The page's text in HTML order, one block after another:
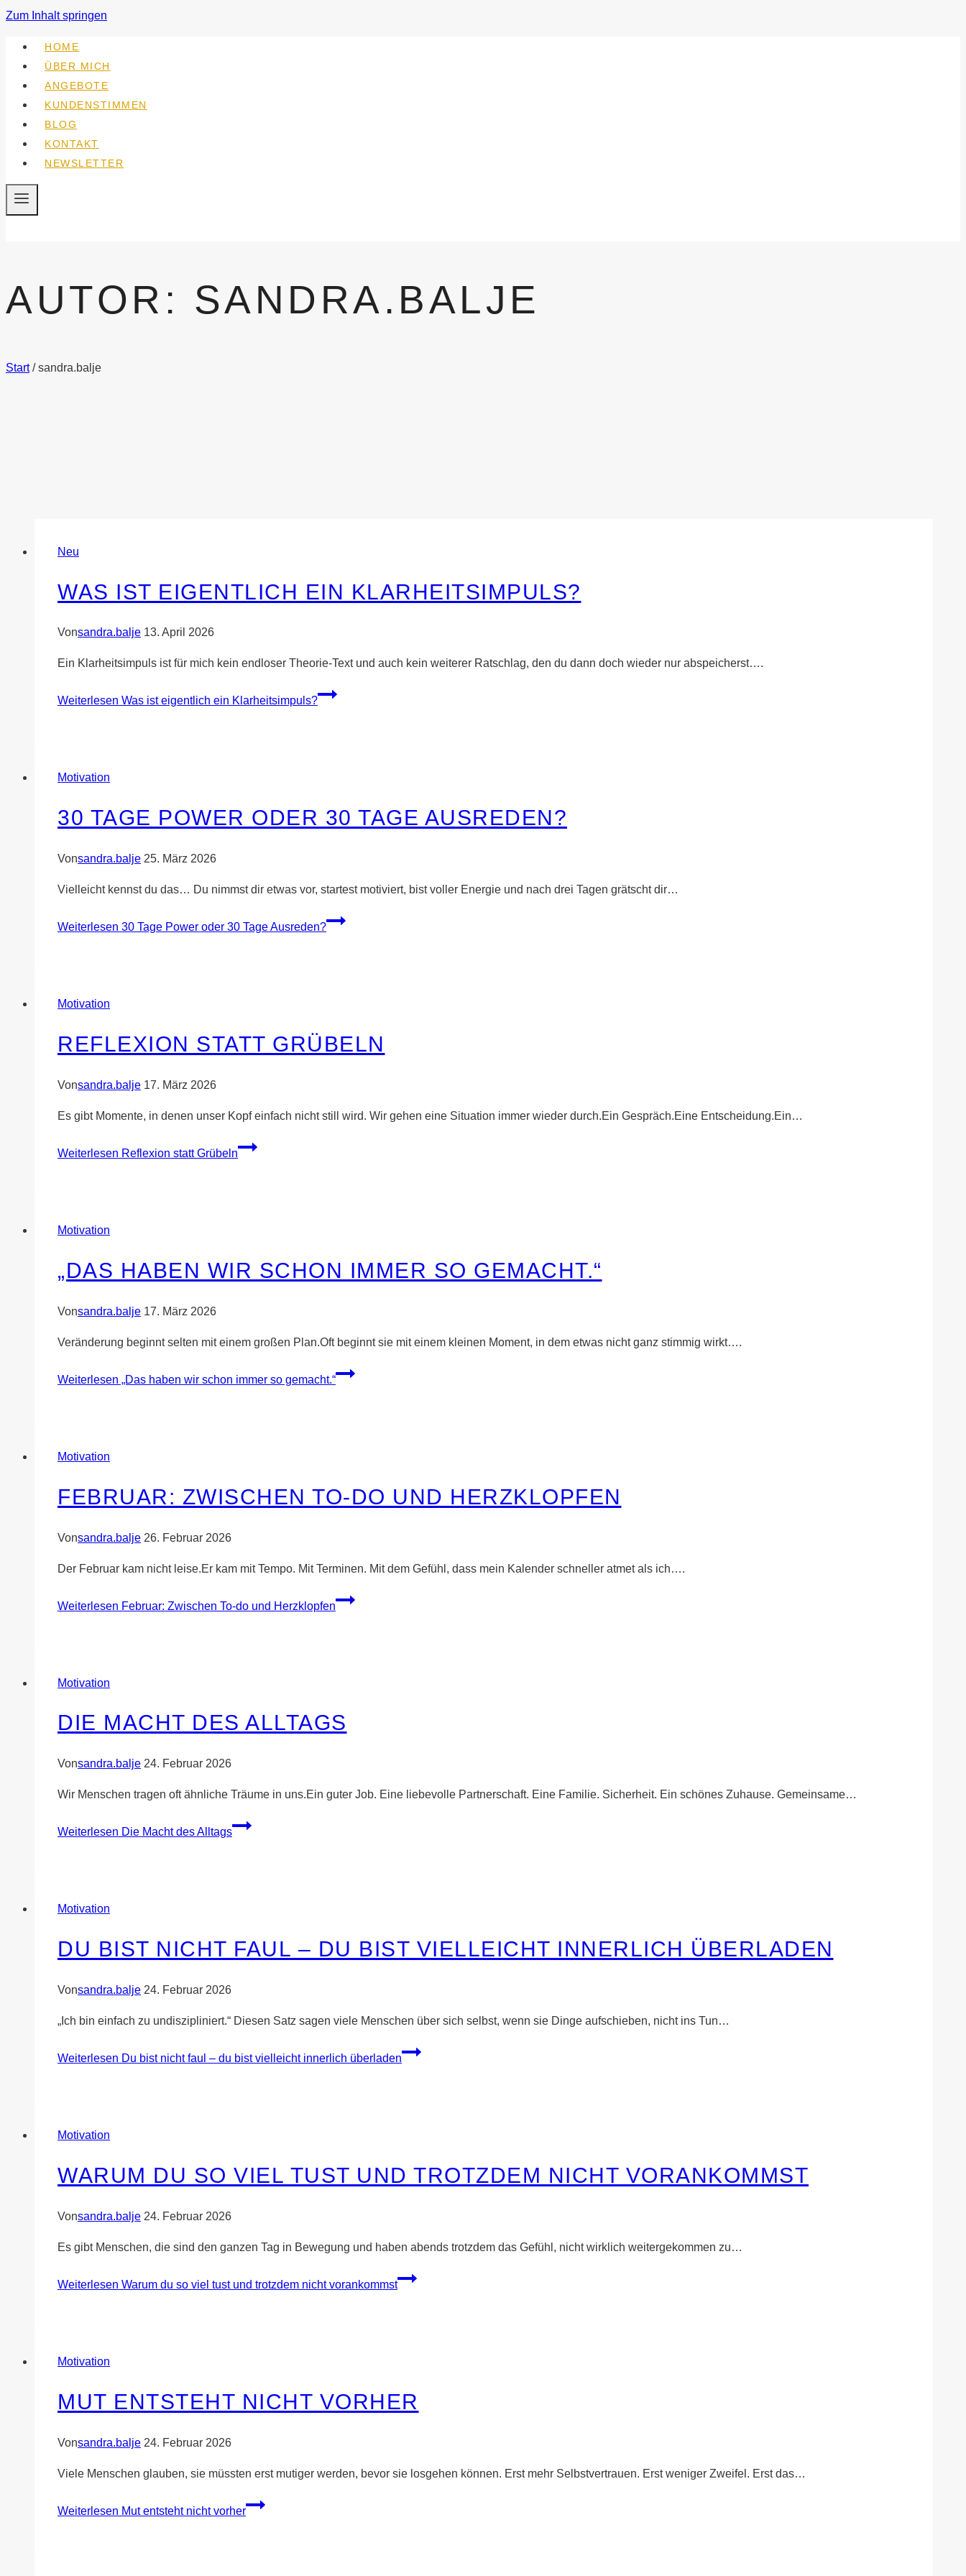
Zum Inhalt springen
HOME
ÜBER MICH
ANGEBOTE
KUNDENSTIMMEN
BLOG
KONTAKT
NEWSLETTER
AUTOR: SANDRA.BALJE
Start / sandra.balje
Neu
WAS IST EIGENTLICH EIN KLARHEITSIMPULS?
Vonsandra.balje 13. April 2026
Ein Klarheitsimpuls ist für mich kein endloser Theorie-Text und auch kein weiterer Ratschlag, den du dann doch wieder nur abspeicherst….
Weiterlesen Was ist eigentlich ein Klarheitsimpuls?
Motivation
30 TAGE POWER ODER 30 TAGE AUSREDEN?
Vonsandra.balje 25. März 2026
Vielleicht kennst du das… Du nimmst dir etwas vor, startest motiviert, bist voller Energie und nach drei Tagen grätscht dir…
Weiterlesen 30 Tage Power oder 30 Tage Ausreden?
Motivation
REFLEXION STATT GRÜBELN
Vonsandra.balje 17. März 2026
Es gibt Momente, in denen unser Kopf einfach nicht still wird. Wir gehen eine Situation immer wieder durch.Ein Gespräch.Eine Entscheidung.Ein…
Weiterlesen Reflexion statt Grübeln
Motivation
„DAS HABEN WIR SCHON IMMER SO GEMACHT.“
Vonsandra.balje 17. März 2026
Veränderung beginnt selten mit einem großen Plan.Oft beginnt sie mit einem kleinen Moment, in dem etwas nicht ganz stimmig wirkt….
Weiterlesen „Das haben wir schon immer so gemacht.“
Motivation
FEBRUAR: ZWISCHEN TO-DO UND HERZKLOPFEN
Vonsandra.balje 26. Februar 2026
Der Februar kam nicht leise.Er kam mit Tempo. Mit Terminen. Mit dem Gefühl, dass mein Kalender schneller atmet als ich….
Weiterlesen Februar: Zwischen To-do und Herzklopfen
Motivation
DIE MACHT DES ALLTAGS
Vonsandra.balje 24. Februar 2026
Wir Menschen tragen oft ähnliche Träume in uns.Ein guter Job. Eine liebevolle Partnerschaft. Eine Familie. Sicherheit. Ein schönes Zuhause. Gemeinsame…
Weiterlesen Die Macht des Alltags
Motivation
DU BIST NICHT FAUL – DU BIST VIELLEICHT INNERLICH ÜBERLADEN
Vonsandra.balje 24. Februar 2026
„Ich bin einfach zu undiszipliniert.“ Diesen Satz sagen viele Menschen über sich selbst, wenn sie Dinge aufschieben, nicht ins Tun…
Weiterlesen Du bist nicht faul – du bist vielleicht innerlich überladen
Motivation
WARUM DU SO VIEL TUST UND TROTZDEM NICHT VORANKOMMST
Vonsandra.balje 24. Februar 2026
Es gibt Menschen, die sind den ganzen Tag in Bewegung und haben abends trotzdem das Gefühl, nicht wirklich weitergekommen zu…
Weiterlesen Warum du so viel tust und trotzdem nicht vorankommst
Motivation
MUT ENTSTEHT NICHT VORHER
Vonsandra.balje 24. Februar 2026
Viele Menschen glauben, sie müssten erst mutiger werden, bevor sie losgehen können. Erst mehr Selbstvertrauen. Erst weniger Zweifel. Erst das…
Weiterlesen Mut entsteht nicht vorher